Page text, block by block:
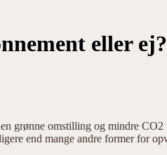
eller ej?
grønne omstilling og mindre
end mange andre former for